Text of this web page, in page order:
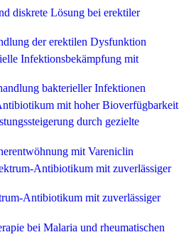
diskrete Lösung bei erektiler
der erektilen Dysfunktion
Infektionsbekämpfung mit
bakterieller Infektionen
mit hoher Bioverfügbarkeit
durch gezielte
mit Vareniclin
Antibiotikum mit zuverlässiger
Antibiotikum mit zuverlässiger
bei Malaria und rheumatischen